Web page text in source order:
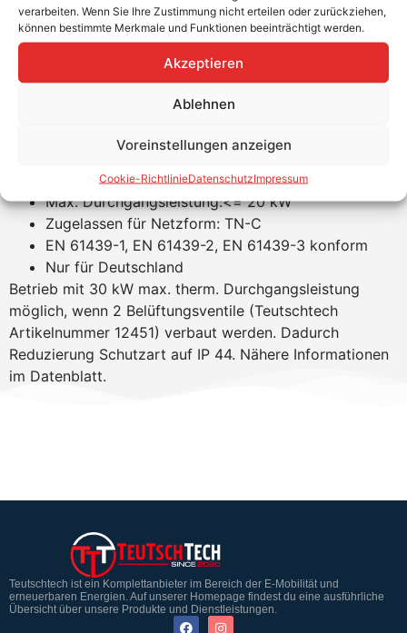
verarbeiten. Wenn Sie Ihre Zustimmung nicht erteilen oder zurückziehen,
können bestimmte Merkmale und Funktionen beeinträchtigt werden.
Akzeptieren
Ablehnen
Voreinstellungen anzeigen
Cookie-RichtlinieDatenschutzImpressum
Kabelverschraubungen und Installationsanleitung
Schutzklasse IP65 mit transparentem Deckel
Produkteigenschaften:
Produktmasse: 11 kg
Betriebstemperaturbereich: – 5 bis + 40 °C
Schutzart: IP 65
Max. Durchgangsleistung:<= 20 kW
Zugelassen für Netzform: TN-C
EN 61439-1, EN 61439-2, EN 61439-3 konform
Nur für Deutschland
Betrieb mit 30 kW max. therm. Durchgangsleistung
möglich, wenn 2 Belüftungsventile (Teutschtech
Artikelnummer 12451) verbaut werden. Dadurch
Reduzierung Schutzart auf IP 44. Nähere Informationen
im Datenblatt.
Teutschtech ist ein Komplettanbieter im Bereich der E-Mobilität und
erneuerbaren Energien. Auf unserer Homepage findest du eine ausführliche
Übersicht über unsere Produkte und Dienstleistungen.